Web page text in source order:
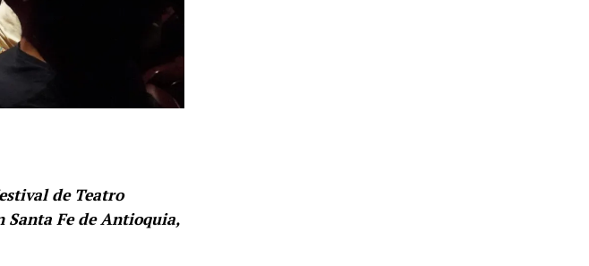
de Teatro
Santa Fe de Antioquia,